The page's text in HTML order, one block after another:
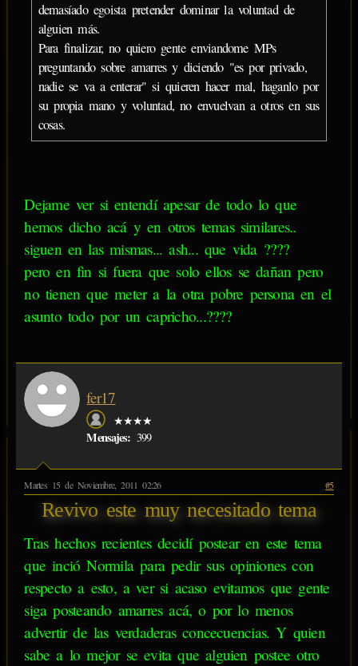
demasíado egoista pretender dominar la voluntad de
alguien más.
Para finalizar, no quiero gente enviandome MPs
preguntando sobre amarres y diciendo "es por privado,
nadie se va a enterar" si quieren hacer mal, haganlo por
su propia mano y voluntad, no envuelvan a otros en sus
cosas.
Dejame ver si entendí apesar de todo lo que
hemos dicho acá y en otros temas similares..
siguen en las mismas... ash... que vida ????
pero en fin si fuera que solo ellos se dañan pero
no tienen que meter a la otra pobre persona en el
asunto todo por un capricho...????
fer17
★★★★
Mensajes: 399
Martes 15 de Noviembre, 2011 02:26 #5
Revivo este muy necesitado tema
Tras hechos recientes decidí postear en este tema
que inció Normila para pedir sus opiniones con
respecto a esto, a ver si acaso evitamos que gente
siga posteando amarres acá, o por lo menos
advertir de las verdaderas concecuencias. Y quien
sabe a lo mejor se evita que alguien postee otro